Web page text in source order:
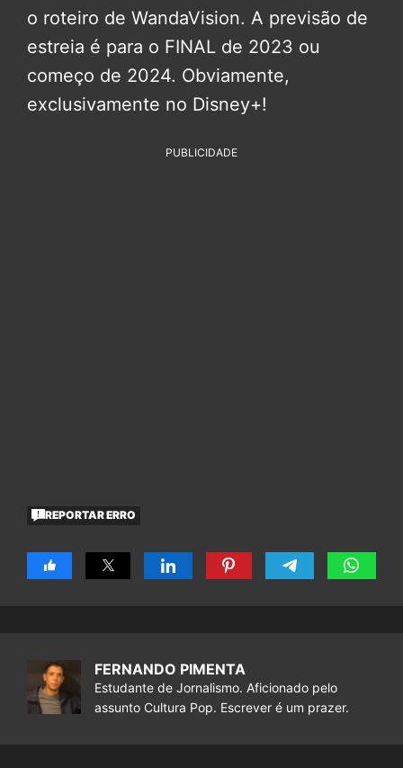
o roteiro de WandaVision. A previsão de
estreia é para o FINAL de 2023 ou
começo de 2024. Obviamente,
exclusivamente no Disney+!
PUBLICIDADE
REPORTAR ERRO
FERNANDO PIMENTA
Estudante de Jornalismo. Aficionado pelo
assunto Cultura Pop. Escrever é um prazer.